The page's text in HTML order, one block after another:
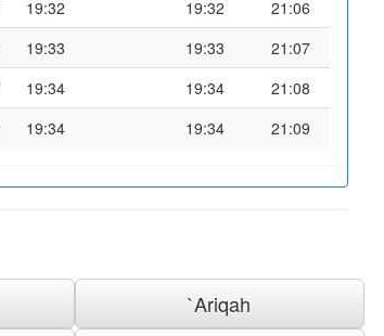
19:32 19:32
21:06
19:33 19:33
21:07
19:34 19:34
21:08
19:34 19:34 21:09
`Ariqah